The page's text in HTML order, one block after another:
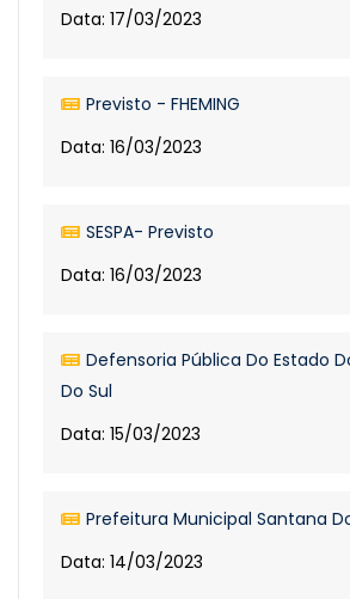
Data: 17/03/2023
Previsto - FHEMING
Data: 16/03/2023
SESPA- Previsto
Data: 16/03/2023
Defensoria Pública Do Estado
Do Sul
Data: 15/03/2023
Prefeitura Municipal Santana
Data: 14/03/2023